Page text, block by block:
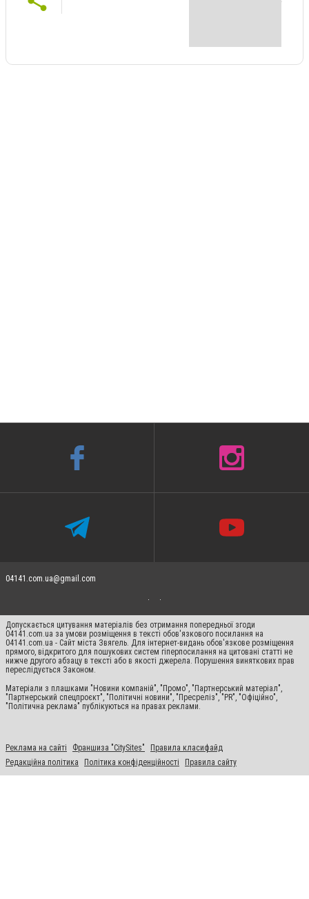
04141.com.ua@gmail.com
Допускається цитування матеріалів без отримання попередньої згоди
04141.com.ua за умови розміщення в тексті обов'язкового посилання на
04141.com.ua - Сайт міста Звягель. Для інтернет-видань обов'язкове розміщення
прямого, відкритого для пошукових систем гіперпосилання на цитовані статті не
нижче другого абзацу в тексті або в якості джерела. Порушення виняткових прав
переслідується Законом.
Матеріали з плашками "Новини компаній", "Промо", "Партнерський матеріал",
"Партнерський спецпроєкт", "Політичні новини", "Пресреліз", "PR", "Офіційно",
"Політична реклама" публікуються на правах реклами.
Реклама на сайті Франшиза "CitySites"
Правила класифайд
Редакційна політика
Політика конфіденційності Правила сайту